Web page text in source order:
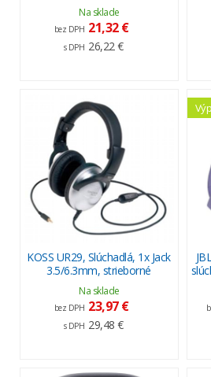
Na sklade
bez DPH 21,32 €
s DPH 26,22 €
KOSS UR29, Slúchadlá, 1x Jack
3.5/6.3mm, strieborné
Na sklade
bez DPH 23,97 €
s DPH 29,48 €